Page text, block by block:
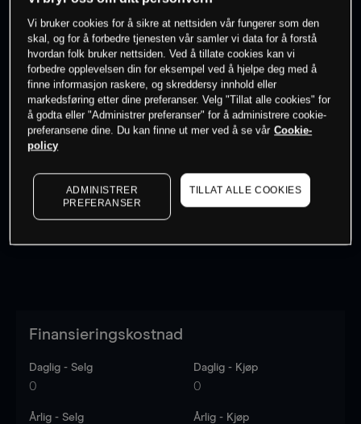
0% av kunder erpå dette instrumentet
Søk om konto
Kursene er veiledende. to see latest market data
Finansieringskostnad
Daglig - Selg
0
Daglig - Kjøp
0
Årlig - Selg Årlig - Kjøp
Vi bruker cookies for å sikre at nettsiden vår fungerer som den
skal, og for å forbedre tjenesten vår samler vi data for å forstå
hvordan folk bruker nettsiden. Ved å tillate cookies kan vi
forbedre opplevelsen din for eksempel ved å hjelpe deg med å
finne informasjon raskere, og skreddersy innhold eller
markedsføring etter dine preferanser. Velg "Tillat alle cookies" for
å godta eller "Administrer preferanser" for å administrere cookie-
preferansene dine. Du kan finne ut mer ved å se vår Cookie-
policy
ADMINISTRER
PREFERANSER
TILLAT ALLE COOKIES